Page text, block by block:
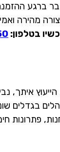
ברגע
מהירה
בטלפון:
איתך,
בגדלים